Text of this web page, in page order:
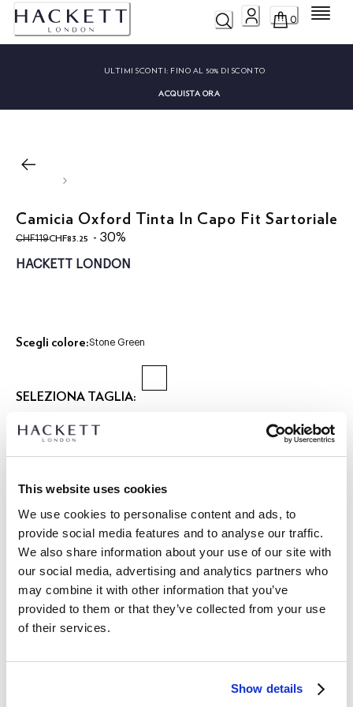
This website uses cookies
We use cookies to personalise content and ads, to
provide social media features and to analyse our traffic.
We also share information about your use of our site with
our social media, advertising and analytics partners who
may combine it with other information that you’ve
provided to them or that they’ve collected from your use
of their services.
Show details
0 Menu
ULTIMI SCONTI: FINO AL 50% DI SCONTO
ACQUISTA ORA
Camicia Oxford Tinta In Capo Fit Sartoriale
CHF119
original price CHF119
CHF83.25
current price CHF83.25
- 30%
HACKETT LONDON
Scegli colore:Stone Green
SELEZIONA TAGLIA:
XS S
L’altezza del modello è di:1.85 m
DETTAGLI PRODOTTO
HM3010539
- Hackett London
- Tessuto in cotone 100% tinto in capo
SPEDIZIONE E RESI
Spedizione e restituzione gratuite
Consegna gratuita Click & Collect in negozio in 1-2 giorni